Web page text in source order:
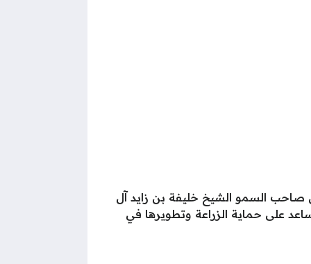
وذلك بعد أن تم تأسيسها بأمر من صاحب السمو الشيخ خليفة بن زايد آل
على حماية الزراعة وتطويرها في